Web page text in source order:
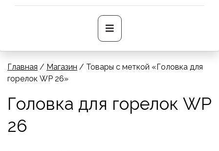
Основное
меню
Главная / Магазин / Товары с меткой «Головка для
горелок WP 26»
Головка для горелок WP
26